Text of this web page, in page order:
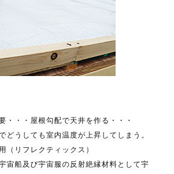
・・・屋根勾配で天井を作る・・・
どうしても室内温度が上昇してしまう。
（ リフレクティックス ）
宙船及び宇宙服の反射絶縁材料として宇